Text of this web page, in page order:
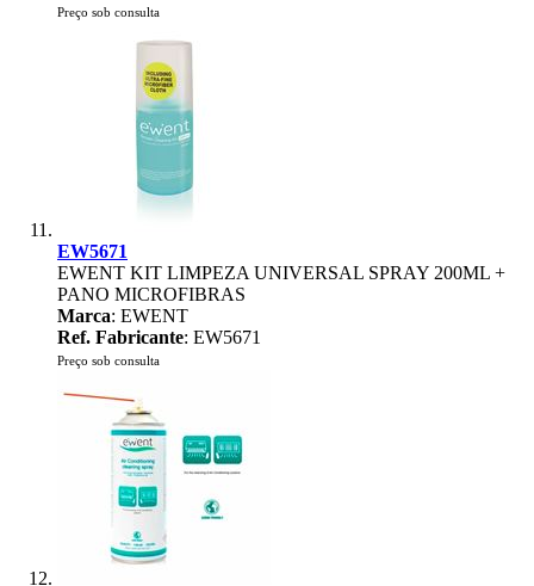
Preço sob consulta
EW5671
EWENT KIT LIMPEZA UNIVERSAL SPRAY 200ML +
PANO MICROFIBRAS
Marca: EWENT
Ref. Fabricante: EW5671
Preço sob consulta